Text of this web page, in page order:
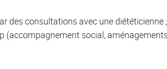
des consultations avec une diététicienne ;
(accompagnement social, aménagements